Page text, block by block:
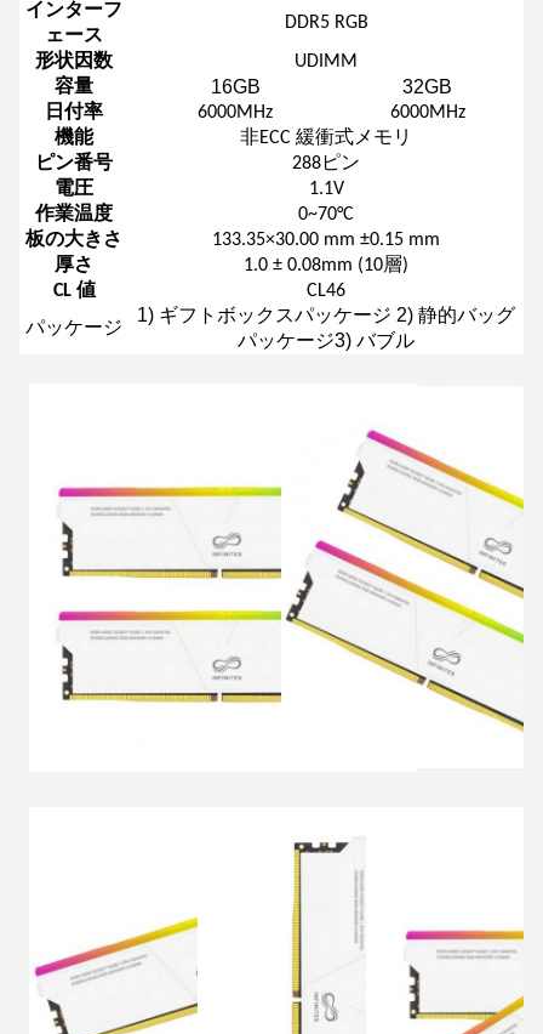
インターフ
ェース
DDR5 RGB
形状因数
UDIMM
容量
16GB 32GB
日付率 6000MHz
6000MHz
機能
非ECC 緩衝式メモリ
ピン番号
288ピン
電圧
1.1V
作業温度
0~70°C
板の大きさ
133.35×30.00 mm ±0.15 mm
厚さ
1.0 ± 0.08mm (10層)
CL 値
CL46
パッケージ
1) ギフトボックスパッケージ 2) 静的バッグ
パッケージ3) バブル